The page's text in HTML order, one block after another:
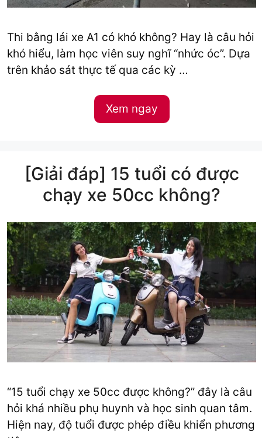
Thi bằng lái xe A1 có khó không? Hay là câu hỏi
khó hiểu, làm học viên suy nghĩ “nhức óc”. Dựa
trên khảo sát thực tế qua các kỳ …
Xem ngay
[Giải đáp] 15 tuổi có được
chạy xe 50cc không?
“15 tuổi chạy xe 50cc được không?” đây là câu
hỏi khá nhiều phụ huynh và học sinh quan tâm.
Hiện nay, độ tuổi được phép điều khiển phương